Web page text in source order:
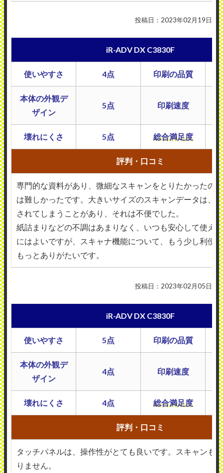
投稿日：2023年02月19日
iR-ADV DX C3830F
使いやすさ 4点 印刷の品質
本体の外観デ
ザイン
5点 印刷速度
壊れにくさ 5点 総合満足度
評判・口コミ
専門的な資料があり、微細なスキャンをとりたかったの
は難しかったです。大きいサイズのスキャンデータは、
されてしまうことがあり、それは不便でした。
紙詰まりなどの不調はあまりなく、いつも安心して使え
にはよいですが、スキャナ機能について、もう少し利便
もっとありがたいです。
投稿日：2023年02月05日
iR-ADV DX C3830F
使いやすさ 5点 印刷の品質
本体の外観デ
ザイン
4点 印刷速度
壊れにくさ 4点 総合満足度
評判・口コミ
タッチパネルは、操作性がとても良いです。スキャンも
りません。